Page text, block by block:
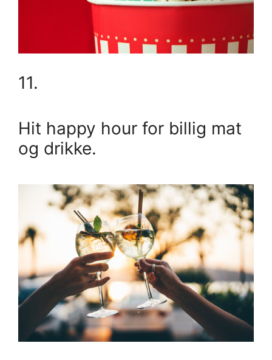
11.
Hit happy hour for billig mat
og drikke.